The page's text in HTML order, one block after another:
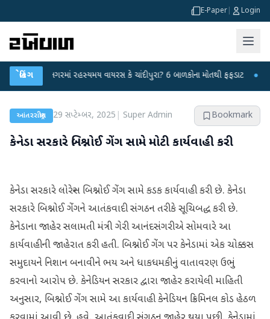
E-Paper Login
બ્રેકિંગ
હિંમતનગરમાં રહસ્યમય વાયરસ કે ચાંદીપુરા? 6 બાળકોના મોતથી ફફડાટ ● હવામાન
આંતરરાષ્ટ્રીય 29 સપ્ટેમ્બર, 2025 Super Admin Bookmark
કેનેડા સરકારે બિશ્નોઈ ગેંગ સામે મોટી કાર્યવાહી કરી
કેનેડા સરકારે લોરેન્સ બિશ્નોઈ ગેંગ સામે કડક કાર્યવાહી કરી છે. કેનેડા
સરકારે બિશ્નોઈ ગેંગને આતંકવાદી સંગઠન તરીકે સૂચિબદ્ધ કરી છે.
કેનેડાના જાહેર સલામતી મંત્રી ગેરી આનંદસંગરીએ સોમવારે આ
કાર્યવાહીની જાહેરાત કરી હતી. બિશ્નોઈ ગેંગ પર કેનેડામાં એક ચોક્કસ
સમુદાયને નિશાન બનાવીને ભય અને ધાકધમકીનું વાતાવરણ ઉભું
કરવાનો આરોપ છે. કેનેડિયન સરકાર દ્વારા જાહેર કરાયેલી માહિતી
અનુસાર, બિશ્નોઈ ગેંગ સામે આ કાર્યવાહી કેનેડિયન ક્રિમિનલ કોડ હેઠળ